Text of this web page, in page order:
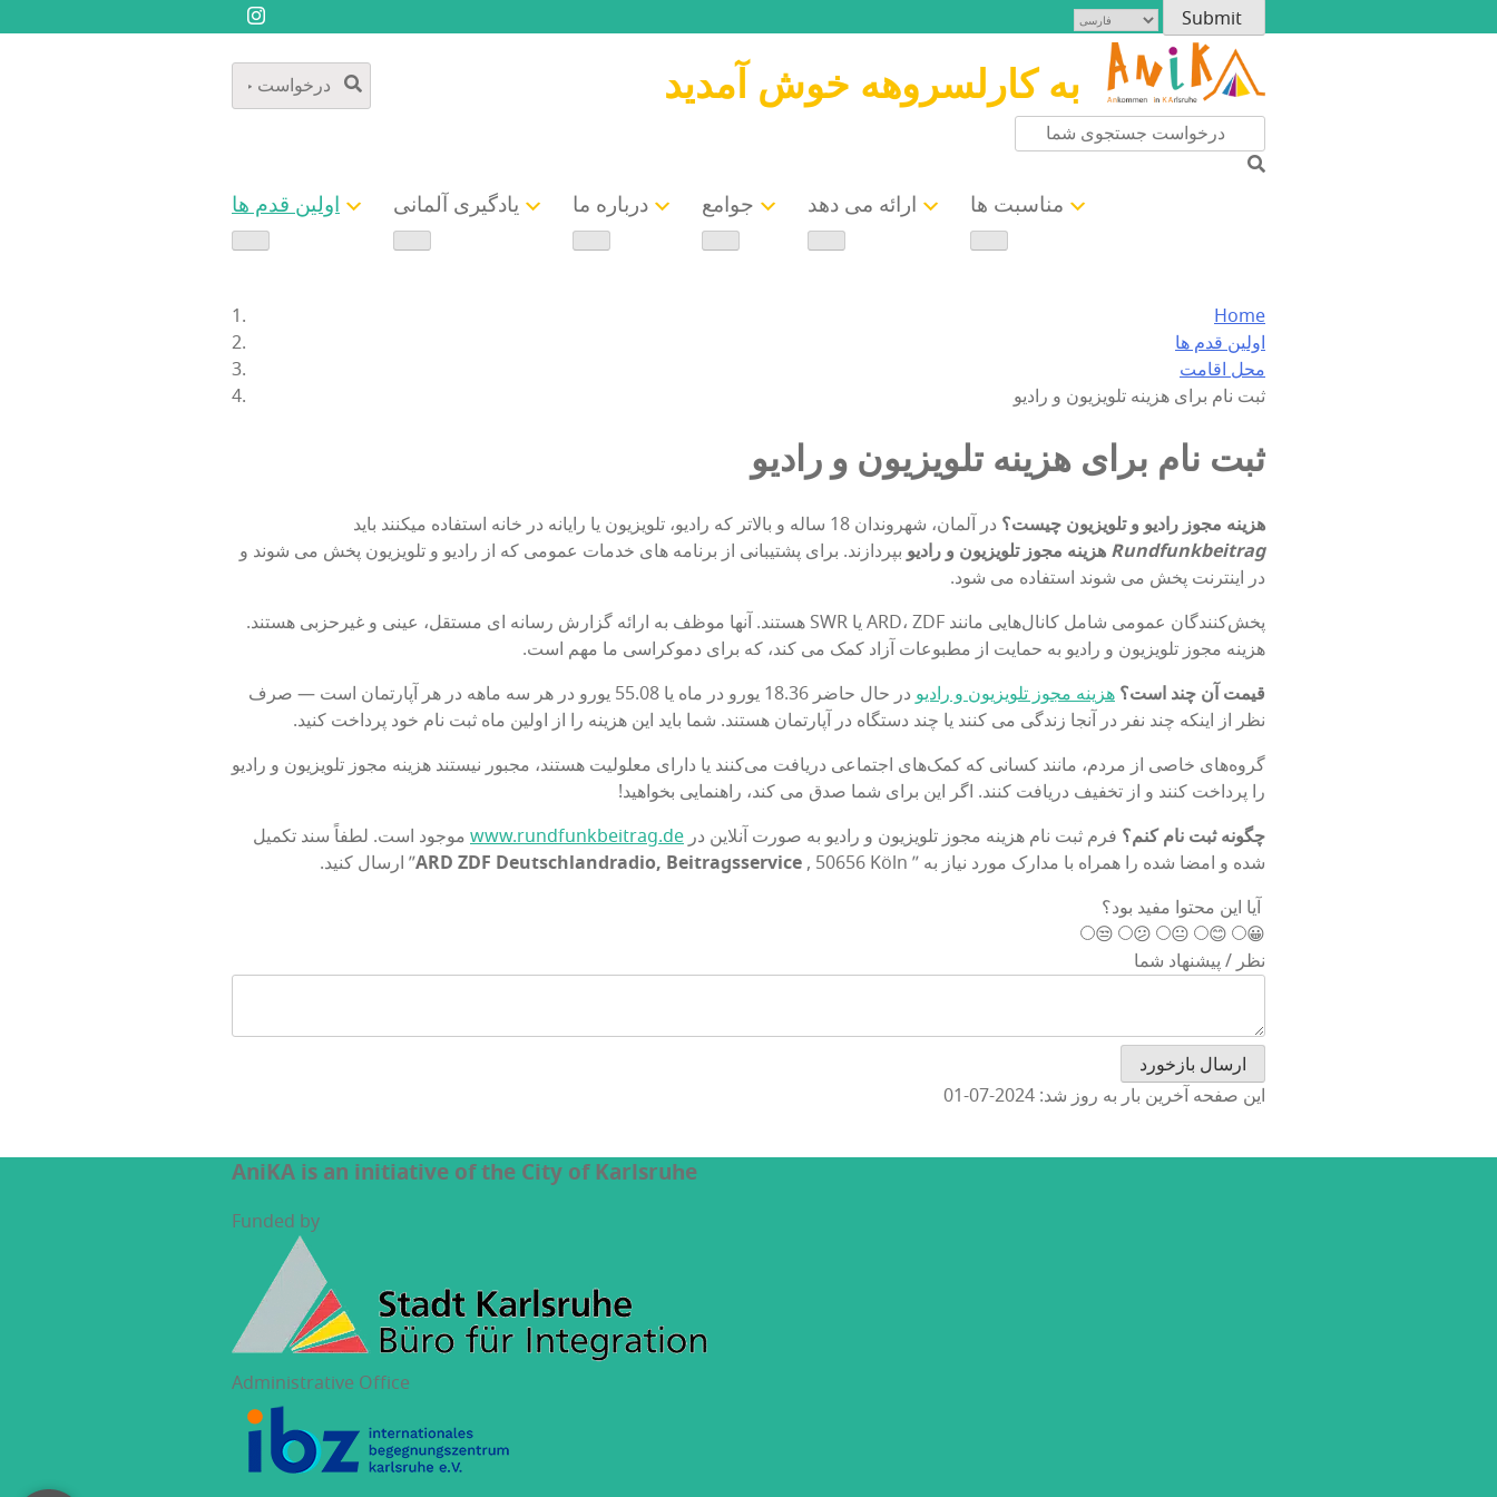
به کارلسروهه خوش آمدید
اولین قدم ها یادگیری آلمانی درباره ما جوامع ارائه می دهد مناسبت ها
Home
اولین قدم ها
محل اقامت
ثبت نام برای هزینه تلویزیون و رادیو
ثبت نام برای هزینه تلویزیون و رادیو
هزینه مجوز رادیو و تلویزیون چیست؟ در آلمان، شهروندان 18 ساله و بالاتر که رادیو، تلویزیون یا رایانه در خانه استفاده میکنند باید
Rundfunkbeitrag هزینه مجوز تلویزیون و رادیو بپردازند. برای پشتیبانی از برنامه های خدمات عمومی که از رادیو و تلویزیون پخش می شوند و
در اینترنت پخش می شوند استفاده می شود.
پخش‌کنندگان عمومی شامل کانال‌هایی مانند ARD، ZDF یا SWR هستند. آنها موظف به ارائه گزارش رسانه ای مستقل، عینی و غیرحزبی هستند.
هزینه مجوز تلویزیون و رادیو به حمایت از مطبوعات آزاد کمک می کند، که برای دموکراسی ما مهم است.
قیمت آن چند است؟ هزینه مجوز تلویزیون و رادیو
در حال حاضر 18.36 یورو در ماه یا 55.08 یورو در هر سه ماهه در هر آپارتمان است — صرف
نظر از اینکه چند نفر در آنجا زندگی می کنند یا چند دستگاه در آپارتمان هستند. شما باید این هزینه را از اولین ماه ثبت نام خود پرداخت کنید.
گروه‌های خاصی از مردم، مانند کسانی که کمک‌های اجتماعی دریافت می‌کنند یا دارای معلولیت هستند، مجبور نیستند هزینه مجوز تلویزیون و رادیو
را پرداخت کنند و از تخفیف دریافت کنند. اگر این برای شما صدق می کند، راهنمایی بخواهید!
چگونه ثبت نام کنم؟ فرم ثبت نام هزینه مجوز تلویزیون و رادیو به صورت آنلاین در www.rundfunkbeitrag.de موجود است. لطفاً سند تکمیل
شده و امضا شده را همراه با مدارک مورد نیاز به ”
ARD ZDF Deutschlandradio, Beitragsservice, 50656 Köln” ارسال کنید.
آیا این محتوا مفید بود؟
😒
😕 😐 😊
😀
نظر / پیشنهاد شما
این صفحه آخرین بار به روز شد: 2024-07-01
AniKA is an initiative of the City of Karlsruhe
Funded by
Administrative Office